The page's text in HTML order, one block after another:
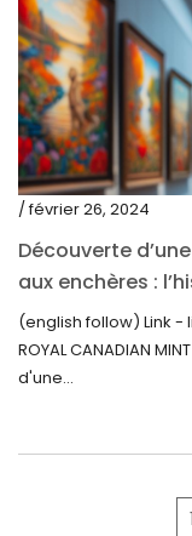
juin 2020
mai 2020
mars 2020
février 2020
décembre 2019
octobre 2019
septembre 2019
juin 2019
avril 2019
/ février 26, 2024
Découverte
aux enchères :
Monnaie-Montre
Canada (2000)
(english follow) Link -
ROYAL CANADIAN
d'une...
1